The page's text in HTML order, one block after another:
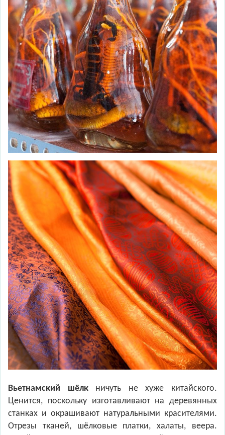
Вьетнамский шёлкничуть не хуже китайского.
Ценится, поскольку изготавливают на деревянных
станках и окрашивают натуральными красителями.
Отрезы тканей, шёлковые платки, халаты, веера.